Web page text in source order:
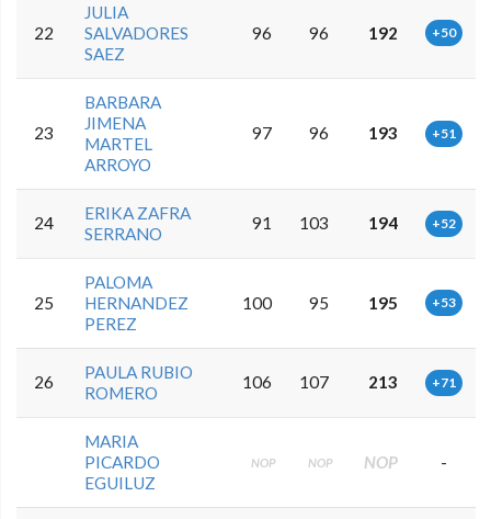
22
JULIA
SALVADORES
SAEZ
96 96 192 +50
23
BARBARA
JIMENA
MARTEL
ARROYO
97 96 193 +51
24
ERIKA ZAFRA
SERRANO
91 103 194 +52
25
PALOMA
HERNANDEZ
PEREZ
100 95 195 +53
26
PAULA RUBIO
ROMERO
106 107 213 +71
MARIA
PICARDO
EGUILUZ
NOP NOP NOP -